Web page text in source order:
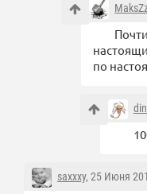
по
saxxxy, 25 Июня